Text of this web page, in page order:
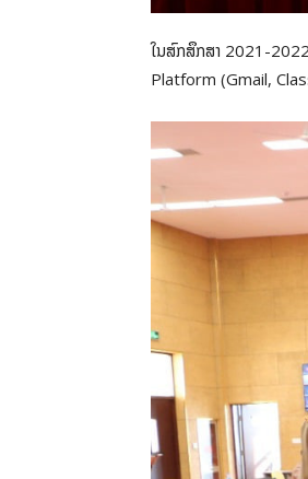
ໃນສົກສຶກສາ 2021-2022
Platform (Gmail,